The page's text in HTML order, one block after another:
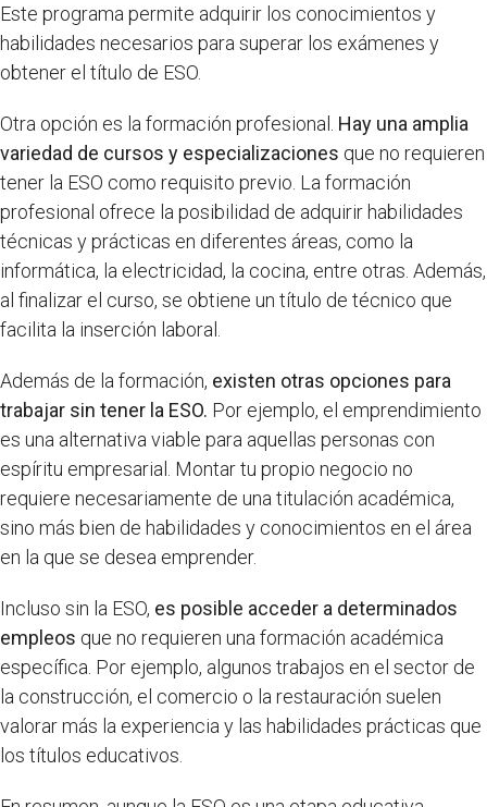
Este programa permite adquirir los conocimientos y
habilidades necesarios para superar los exámenes y
obtener el título de ESO.
Otra opción es la formación profesional. Hay una amplia
variedad de cursos y especializaciones que no requieren
tener la ESO como requisito previo. La formación
profesional ofrece la posibilidad de adquirir habilidades
técnicas y prácticas en diferentes áreas, como la
informática, la electricidad, la cocina, entre otras. Además,
al finalizar el curso, se obtiene un título de técnico que
facilita la inserción laboral.
Además de la formación, existen otras opciones para
trabajar sin tener la ESO. Por ejemplo, el emprendimiento
es una alternativa viable para aquellas personas con
espíritu empresarial. Montar tu propio negocio no
requiere necesariamente de una titulación académica,
sino más bien de habilidades y conocimientos en el área
en la que se desea emprender.
Incluso sin la ESO, es posible acceder a determinados
empleos que no requieren una formación académica
específica. Por ejemplo, algunos trabajos en el sector de
la construcción, el comercio o la restauración suelen
valorar más la experiencia y las habilidades prácticas que
los títulos educativos.